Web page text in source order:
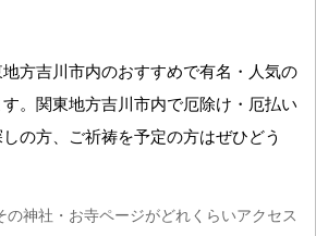
方吉川市内のおすすめで有名・人気の
。関東地方吉川市内で厄除け・厄払い
の方、ご祈祷を予定の方はぜひどう
神社・お寺ページがどれくらいアクセス